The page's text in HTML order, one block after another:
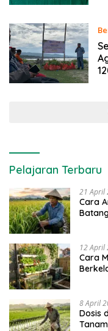
Pelajaran Terbaru
21 April
Cara
12 April
Cara
8 April
Dosis